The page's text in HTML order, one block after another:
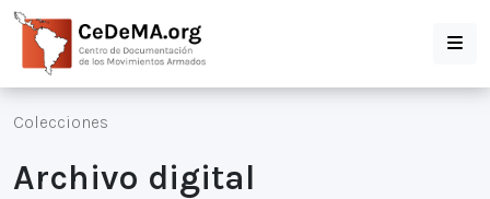
Colecciones
Archivo digital